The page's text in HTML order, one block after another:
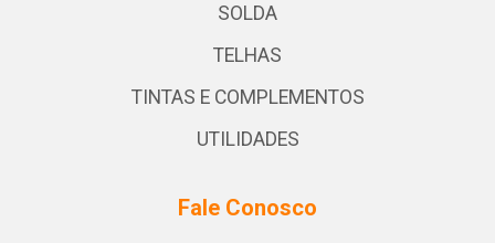
SOLDA
TELHAS
TINTAS E COMPLEMENTOS
UTILIDADES
Fale Conosco